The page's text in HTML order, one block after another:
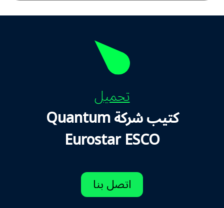
اتصل بنا
تحميل
كتيب شركة Quantum
Eurostar ESCO